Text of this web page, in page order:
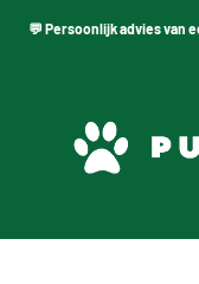
💬 Persoonlijk advies van